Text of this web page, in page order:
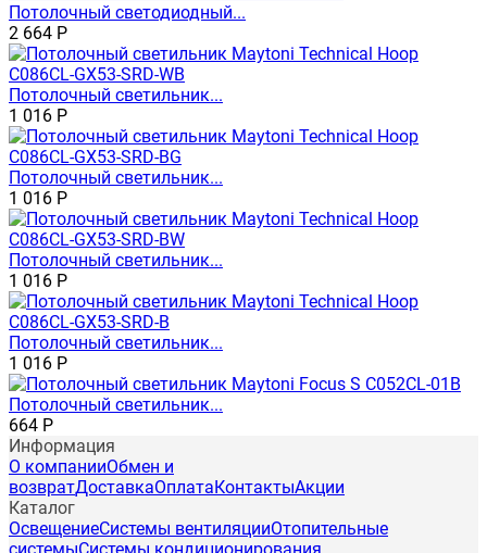
Потолочный светодиодный...
2 664 Р
Потолочный светильник...
1 016 Р
Потолочный светильник...
1 016 Р
Потолочный светильник...
1 016 Р
Потолочный светильник...
1 016 Р
Потолочный светильник...
664 Р
Информация
О компанииОбмен и
возвратДоставкаОплатаКонтактыАкции
Каталог
ОсвещениеСистемы вентиляцииОтопительные
системыСистемы кондиционирования